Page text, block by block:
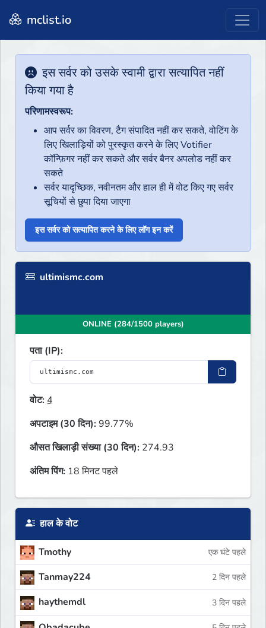
mclist.io
इस सर्वर को उसके स्वामी द्वारा सत्यापित नहीं
किया गया है
परिणामस्वरूप:
आप सर्वर का विवरण, टैग संपादित नहीं कर सकते, वोटिंग के
लिए खिलाड़ियों को पुरस्कृत करने के लिए Votifier
कॉन्फ़िगर नहीं कर सकते और सर्वर बैनर अपलोड नहीं कर
सकते
सर्वर यादृच्छिक, नवीनतम और हाल ही में वोट किए गए सर्वर
सूचियों से छुपा दिया जाएगा
इस सर्वर को सत्यापित करने के लिए लॉग इन करें
ultimismc.com
ONLINE (284/1500 players)
पता (IP):
वोट:4
अपटाइम (30 दिन):99.77%
औसत खिलाड़ी संख्या (30 दिन): 274.93
अंतिम पिंग: 18 मिनट पहले
हाल के वोट
Tmothy एक घंटे पहले
Tanmay224 2 दिन पहले
haythemdl 3 दिन पहले